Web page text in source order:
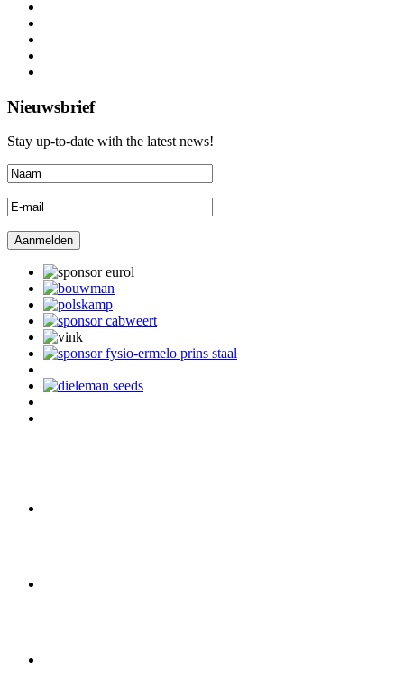
Nieuwsbrief
Stay up-to-date with the latest news!